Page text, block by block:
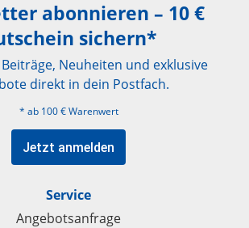
abonnieren – 10 €
sichern*
Neuheiten und exklusive
direkt in dein Postfach.
* ab 100 € Warenwert
Jetzt anmelden
Service
Angebotsanfrage